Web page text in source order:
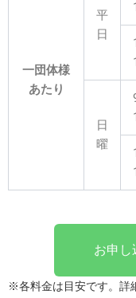
一団体様
あたり
平
日
日
曜
お申
※各料金は目安です。詳